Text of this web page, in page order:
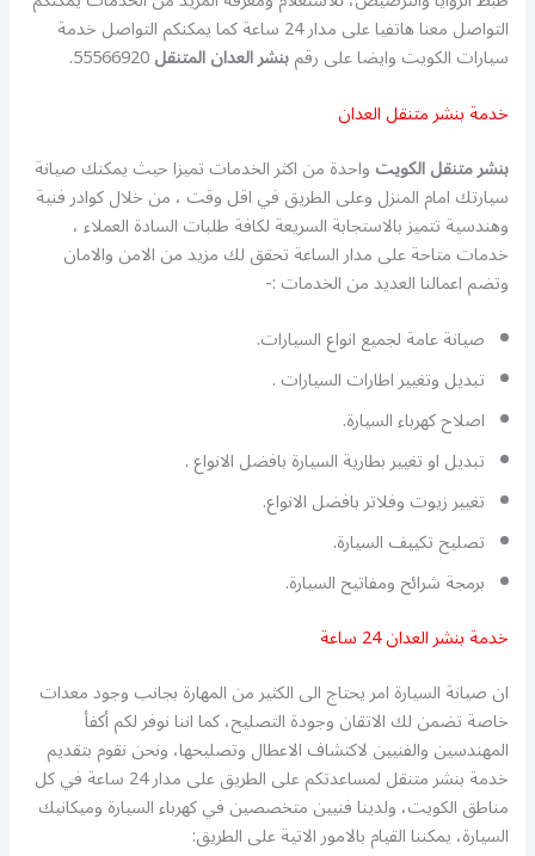
التواصل معنا هاتفيا على مدار 24 ساعة كما يمكنكم التواصل خدمة
سيارات الكويت وايضا على رقمبنشر العدانالمتنقل55566920.
خدمة بنشر متنقل العدان
بنشر متنقل الكويتواحدة من اكثر الخدمات تميزا حيث يمكنك صيانة
سيارتك امام المنزل وعلى الطريق في اقل وقت ، من خلال كوادر فنية
وهندسية تتميز بالاستجابة السريعة لكافة طلبات السادة العملاء ،
خدمات متاحة على مدار الساعة تحقق لك مزيد من الامن والامان
وتضم اعمالنا العديد من الخدمات :-
صيانة عامة لجميع انواع السيارات.
تبديل وتغيير اطارات السيارات .
اصلاح كهرباء السيارة.
تبديل او تغيير بطارية السيارة بافضل الانواع .
تغيير زيوت وفلاتر بافضل الانواع.
تصليح تكييف السيارة.
برمجة شرائح ومفاتيح السيارة.
خدمة بنشر العدان 24 ساعة
ان صيانة السيارة امر يحتاج الى الكثير من المهارة بجانب وجود معدات
خاصة تضمن لك الاتقان وجودة التصليح، كما اننا نوفر لكم أكفأ
المهندسين والفنيين لاكتشاف الاعطال وتصليحها، ونحن نقوم بتقديم
خدمة بنشر متنقل لمساعدتكم على الطريق على مدار 24 ساعة في كل
مناطق الكويت، ولدينا فنيين متخصصين في كهرباء السيارة وميكانيك
السيارة، يمكننا القيام بالامور الاتية على الطريق: